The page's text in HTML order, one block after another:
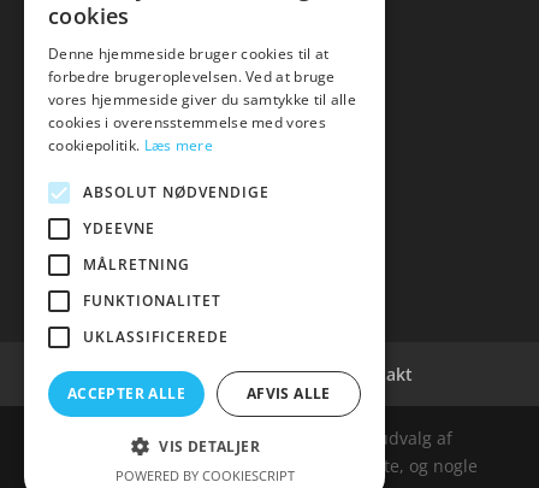
hvidevaremagasinet
Tlf: 7876 8672
Mail:
Cookie- og privatlivspolitik Kontakt
Denne hjemmeside samler et bredt udvalg af
spændende varer. Siden er et affiiliatesite, og nogle
cookies
Denne hjemmeside bruger cookies til at
forbedre brugeroplevelsen. Ved at bruge
vores hjemmeside giver du samtykke til alle
cookies i overensstemmelse med vores
cookiepolitik. Læs mere
ABSOLUT NØDVENDIGE
YDEEVNE
MÅLRETNING
FUNKTIONALITET
UKLASSIFICEREDE
ACCEPTER ALLE AFVIS ALLE
VIS DETALJER
POWERED BY COOKIESCRIPT